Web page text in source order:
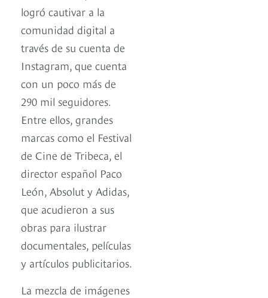
logró cautivar a la
comunidad digital a
través de su cuenta de
Instagram, que cuenta
con un poco más de
290 mil seguidores.
Entre ellos, grandes
marcas como el Festival
de Cine de Tribeca, el
director español Paco
León, Absolut y Adidas,
que acudieron a sus
obras para ilustrar
documentales, películas
y artículos publicitarios.
La mezcla de imágenes